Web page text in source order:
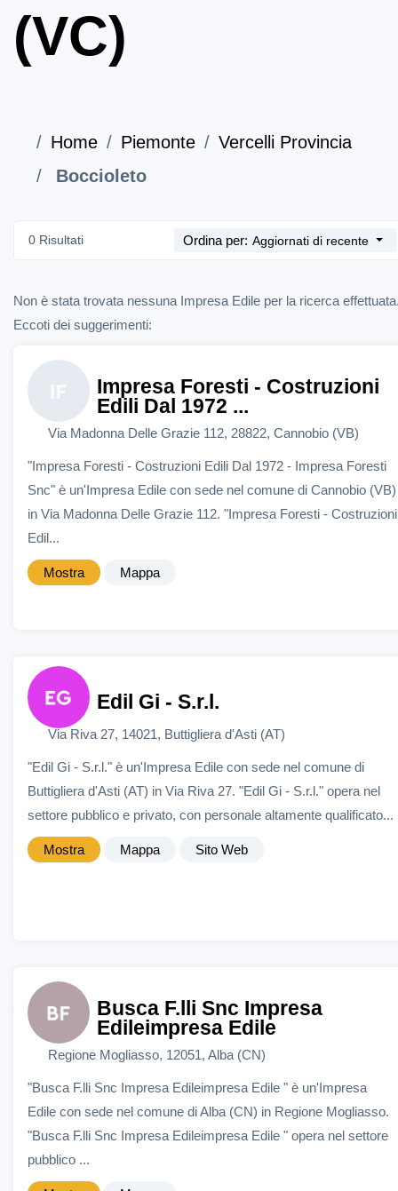
(VC)
Home Piemonte
Vercelli Provincia
Boccioleto
0 Risultati Ordina per: Aggiornati di recente
Non è stata trovata nessuna Impresa Edile per la ricerca
Eccoti dei suggerimenti:
Impresa Foresti - Costruzioni
Edili Dal 1972 ...
Via Madonna Delle Grazie 112, 28822, Cannobio (VB)
"Impresa Foresti - Costruzioni Edili Dal 1972 - Impresa Foresti
Snc" è un'Impresa Edile con sede nel comune di Cannobio (VB)
in Via Madonna Delle Grazie 112. "Impresa Foresti - Costruzioni
Edil...
Mostra Mappa
Edil Gi - S.r.l.
Via Riva 27, 14021, Buttigliera d'Asti (AT)
"Edil Gi - S.r.l." è un'Impresa Edile con sede nel comune di
Buttigliera d'Asti (AT) in Via Riva 27. "Edil Gi - S.r.l." opera nel
settore pubblico e privato, con personale altamente qualificato...
Mostra Mappa Sito Web
Busca F.lli Snc Impresa
Edileimpresa Edile
Regione Mogliasso, 12051, Alba (CN)
"Busca F.lli Snc Impresa Edileimpresa Edile " è un'Impresa
Edile con sede nel comune di Alba (CN) in Regione Mogliasso.
"Busca F.lli Snc Impresa Edileimpresa Edile " opera nel settore
pubblico ...